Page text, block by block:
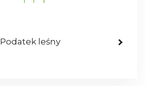
Podatek leśny